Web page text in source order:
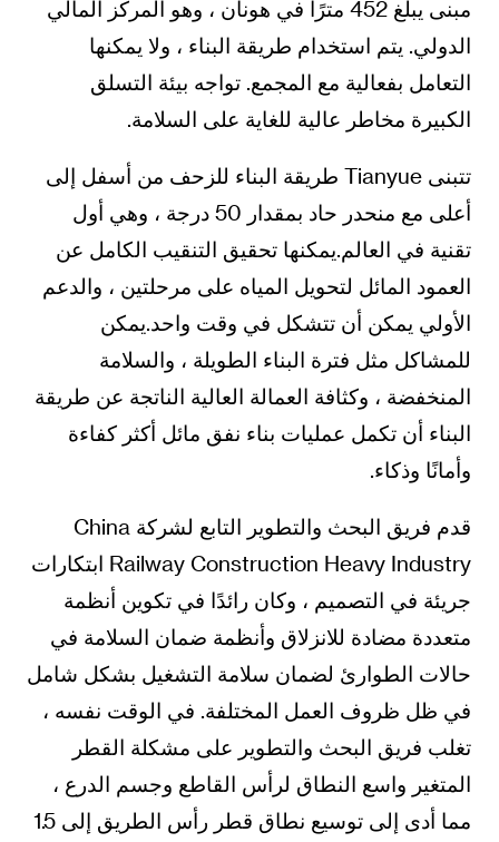
مبنى يبلغ 452 مترًا في هونان ، وهو المركز المالي
الدولي. يتم استخدام طريقة البناء ، ولا يمكنها
التعامل بفعالية مع المجمع. تواجه بيئة التسلق
الكبيرة مخاطر عالية للغاية على السلامة.
تتبنى Tianyue طريقة البناء للزحف من أسفل إلى
أعلى مع منحدر حاد بمقدار 50 درجة ، وهي أول
تقنية في العالم.يمكنها تحقيق التنقيب الكامل عن
العمود المائل لتحويل المياه على مرحلتين ، والدعم
الأولي يمكن أن تتشكل في وقت واحد.يمكن
للمشاكل مثل فترة البناء الطويلة ، والسلامة
المنخفضة ، وكثافة العمالة العالية الناتجة عن طريقة
البناء أن تكمل عمليات بناء نفق مائل أكثر كفاءة
وأمانًا وذكاء.
قدم فريق البحث والتطوير التابع لشركة China
Railway Construction Heavy Industry ابتكارات
جريئة في التصميم ، وكان رائدًا في تكوين أنظمة
متعددة مضادة للانزلاق وأنظمة ضمان السلامة في
حالات الطوارئ لضمان سلامة التشغيل بشكل شامل
في ظل ظروف العمل المختلفة. في الوقت نفسه ،
تغلب فريق البحث والتطوير على مشكلة القطر
المتغير واسع النطاق لرأس القاطع وجسم الدرع ،
مما أدى إلى توسيع نطاق قطر رأس الطريق إلى 1.5